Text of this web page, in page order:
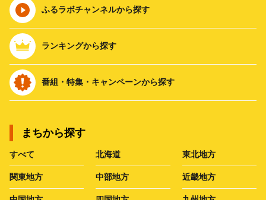
ふるラボチャンネルから探す
ランキングから探す
番組・特集・キャンペーンから探す
まちから探す
すべて 北海道 東北地方
関東地方 中部地方 近畿地方